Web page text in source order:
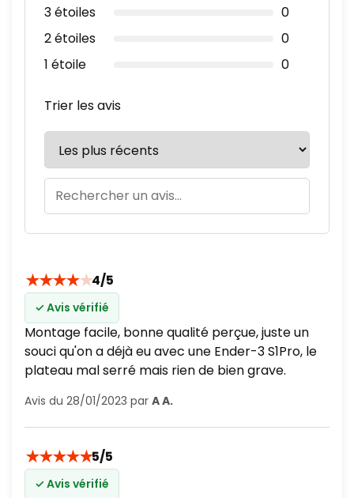
3 étoiles
0
2 étoiles
0
1 étoile
0
Trier les avis
★★★★★4/5
✓ Avis vérifié
Montage facile, bonne qualité perçue, juste un
souci qu'on a déjà eu avec une Ender-3 S1Pro, le
plateau mal serré mais rien de bien grave.
Avis du 28/01/2023 par A A.
★★★★★5/5
✓ Avis vérifié